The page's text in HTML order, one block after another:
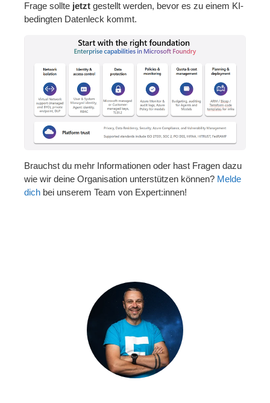
Frage sollte jetzt gestellt werden, bevor es zu einem KI-
bedingten Datenleck kommt.
Brauchst du mehr Informationen oder hast Fragen dazu
wie wir deine Organisation unterstützen können? Melde
dich bei unserem Team von Expert:innen!